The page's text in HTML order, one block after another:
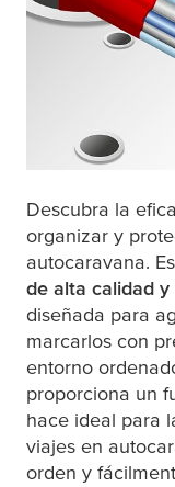
Descubra la
organizar y
autocaravana.
de alta calidad
diseñada para
marcarlos con
entorno
proporciona un
hace ideal para
viajes en
orden y